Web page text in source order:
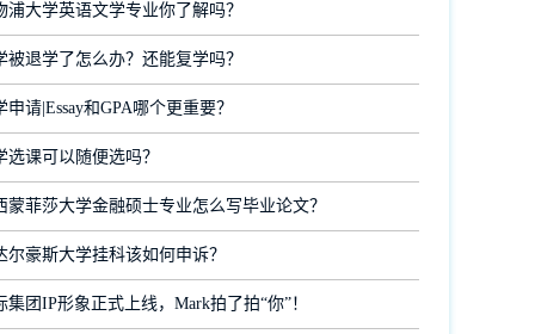
浦大学英语文学专业你了解吗？
被退学了怎么办？还能复学吗？
申请|Essay和GPA哪个更重要？
选课可以随便选吗？
蒙菲莎大学金融硕士专业怎么写毕业论文？
尔豪斯大学挂科该如何申诉？
集团IP形象正式上线，Mark拍了拍“你”！